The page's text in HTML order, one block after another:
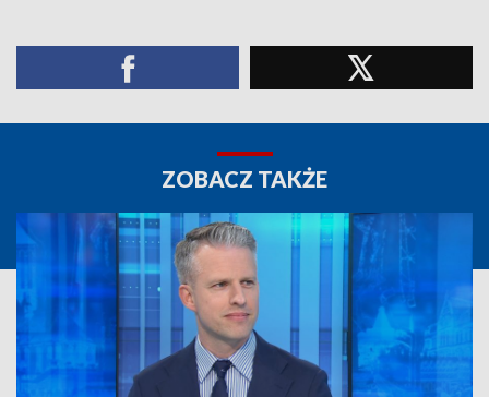
ZOBACZ TAKŻE